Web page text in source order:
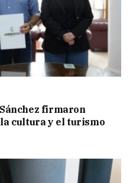
firmaron
cultura y el turismo